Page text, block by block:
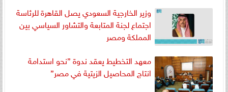
وزير الخارجية السعودي يصل القاهرة للرئاسة
اجتماع لجنة المتابعة والتشاور السياسي بين
المملكة ومصر
معهد التخطيط يعقد ندوة ”نحو استدامة
انتاج المحاصيل الزيتية في مصر”